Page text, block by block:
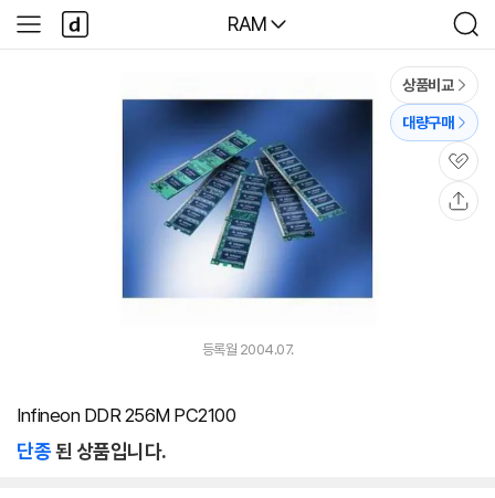
다나와
RAM
검
색
사
이
다
나
와
상품비교
대량구매
관
심
등록월 2004.07.
Infineon DDR 256M PC2100
단종된 상품입니다.